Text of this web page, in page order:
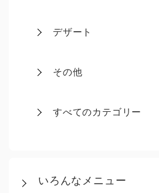
デザート
その他
すべてのカテゴリー
いろんなメニュー